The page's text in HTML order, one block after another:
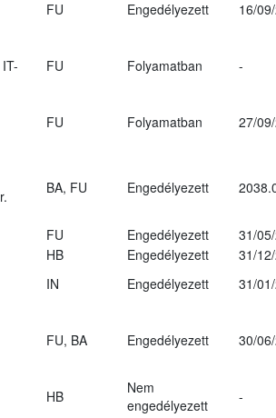
FU Engedélyezett 16/
FU Folyamatban -
FU Folyamatban 27/
BA, FU Engedélyezett
FU Engedélyezett
31/
HB Engedélyezett
31/
IN Engedélyezett
31/
FU, BA Engedélyezett 30/
HB
Nem
engedélyezett
-